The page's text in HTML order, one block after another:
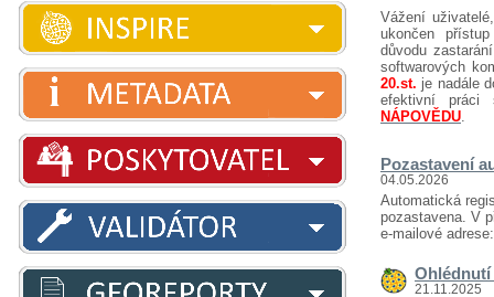
Vážení
ukončen
důvodu
softwarových
20.st. je nadále
efektivní práci
NÁPOVĚDU.
Pozastavení
04.05.2026
Automatická
pozastavena. V
e-mailové
Ohlédnutí
21.11.2025